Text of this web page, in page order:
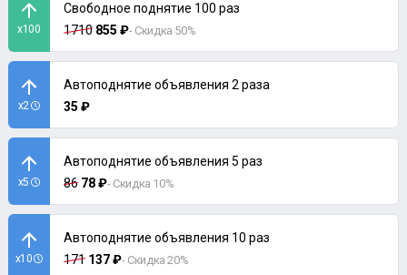
x100
Свободное поднятие 100 раз
1710 855 ₽- Скидка 50%
x2
Автоподнятие объявления 2 раза
35 ₽
x5
Автоподнятие объявления 5 раз
86 78 ₽- Скидка 10%
x10
Автоподнятие объявления 10 раз
171 137 ₽- Скидка 20%